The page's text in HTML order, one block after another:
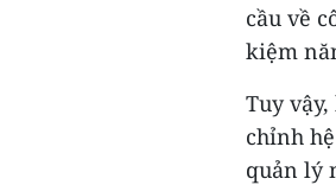
cầu về
kiệm
Tuy
chỉnh
quản lý